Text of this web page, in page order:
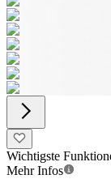
Wichtigste
Mehr Infos